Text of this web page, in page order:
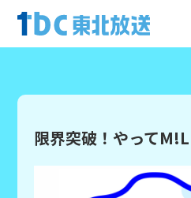
限界突破！やって